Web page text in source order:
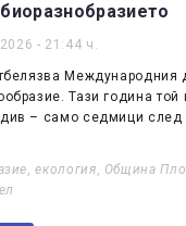
- 21:44 ч.
Международния
Тази година
– само седмици след
,екология, Община